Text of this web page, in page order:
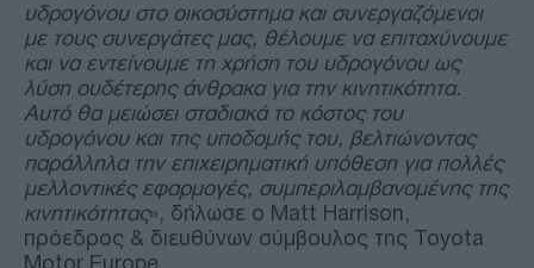
υδρογόνου στο οικοσύστημα και συνεργαζόμενοι
με τους συνεργάτες μας, θέλουμε να επιταχύνουμε
και να εντείνουμε τη χρήση του υδρογόνου ως
λύση ουδέτερης άνθρακα για την κινητικότητα.
Αυτό θα μειώσει σταδιακά το κόστος του
υδρογόνου και της υποδομής του, βελτιώνοντας
παράλληλα την επιχειρηματική υπόθεση για πολλές
μελλοντικές εφαρμογές, συμπεριλαμβανομένης της
κινητικότητας», δήλωσε ο Matt Harrison,
πρόεδρος & διευθύνων σύμβουλος της Toyota
Motor Europe.